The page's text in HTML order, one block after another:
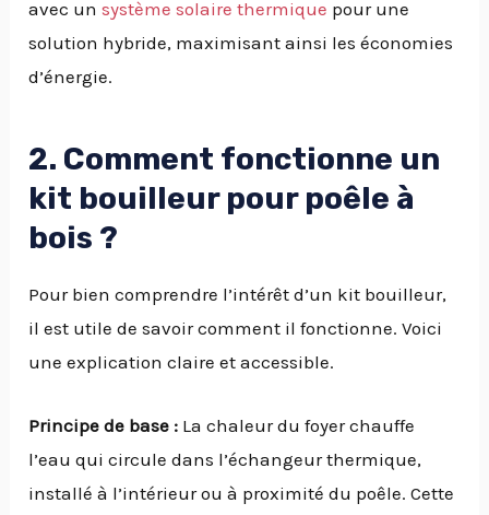
avec unsystème solaire thermique pour une
solution hybride, maximisant ainsi les économies
d’énergie.
2. Comment fonctionne un
kit bouilleur pour poêle à
bois ?
Pour bien comprendre l’intérêt d’un kit bouilleur,
il est utile de savoir comment il fonctionne. Voici
une explication claire et accessible.
Principe de base : La chaleur du foyer chauffe
l’eau qui circule dans l’échangeur thermique,
installé à l’intérieur ou à proximité du poêle. Cette